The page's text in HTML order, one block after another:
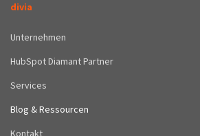
divia
Unternehmen
HubSpot Diamant Partner
Services
Blog & Ressourcen
Kontakt